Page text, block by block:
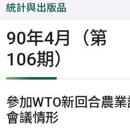
統計與出版品
90年4月（第
106期）
參加WTO新回合農
會議情形